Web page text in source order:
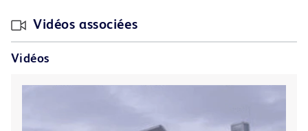
Vidéos associées
Vidéos